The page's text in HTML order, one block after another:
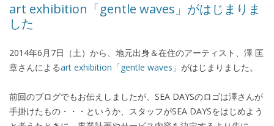
art exhibition「gentle waves」がはじまりま
した
2014年6月7日（土）から、地元出身＆在住のアーティスト、澤 匡
章さんによるart exhibition「gentle waves」 がはじまりました。
前回のブログでもお伝えしましたが、SEA DAYSのロゴは澤さんが
手掛けたもの・・・というか、スタッフがSEA DAYSをはじめよう